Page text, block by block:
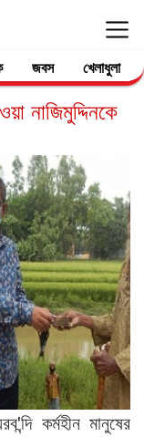
জবস খেলাধুলা
নাজিমুদ্দিনকে
কর্মহীন মানুষের